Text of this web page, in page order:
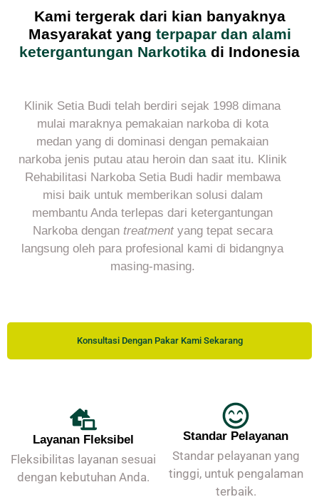
Kami tergerak dari kian banyaknya
Masyarakat yang terpapar dan alami
ketergantungan Narkotika di Indonesia
Klinik Setia Budi telah berdiri sejak 1998 dimana
mulai maraknya pemakaian narkoba di kota
medan yang di dominasi dengan pemakaian
narkoba jenis putau atau heroin dan saat itu. Klinik
Rehabilitasi Narkoba Setia Budi hadir membawa
misi baik untuk memberikan solusi dalam
membantu Anda terlepas dari ketergantungan
Narkoba dengan treatment yang tepat secara
langsung oleh para profesional kami di bidangnya
masing-masing.
Konsultasi Dengan Pakar Kami Sekarang
Layanan Fleksibel
Fleksibilitas layanan sesuai
dengan kebutuhan Anda.
Standar Pelayanan
Standar pelayanan yang
tinggi, untuk pengalaman
terbaik.